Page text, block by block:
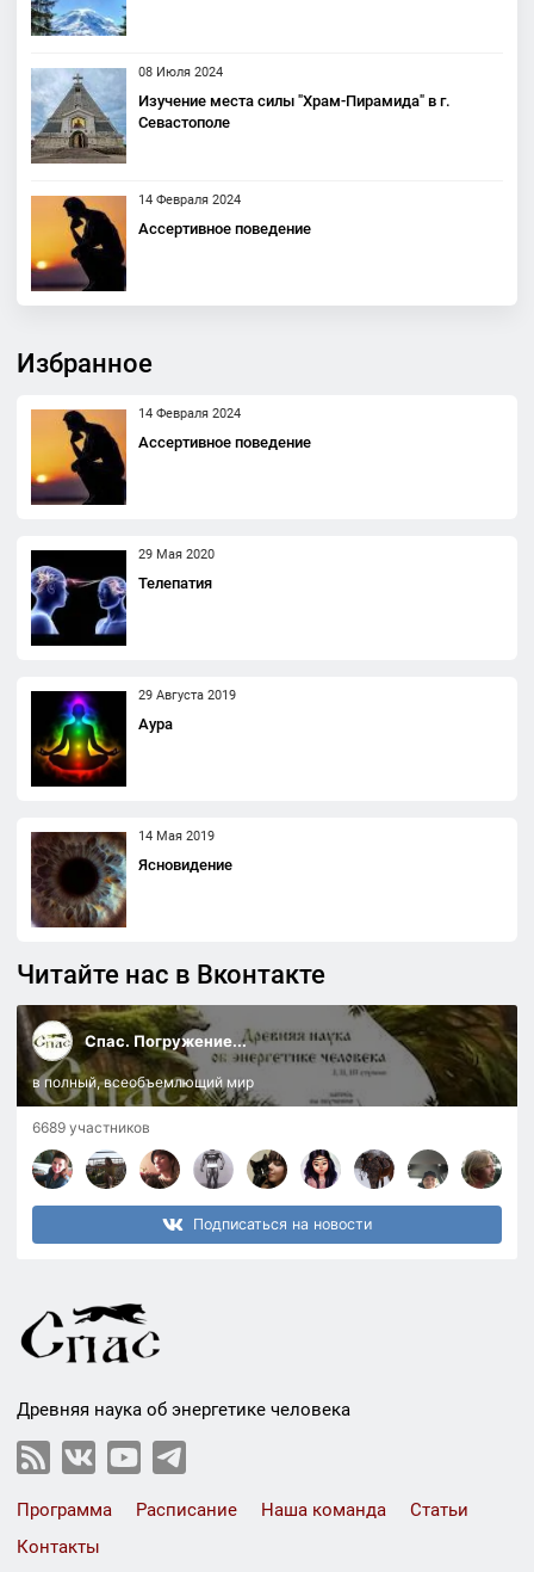
08 Июля 2024
Изучение места силы "Храм-Пирамида" в г.
Севастополе
14 Февраля 2024
Ассертивное поведение
Избранное
14 Февраля 2024
Ассертивное поведение
29 Мая 2020
Телепатия
29 Августа 2019
Аура
14 Мая 2019
Ясновидение
Читайте нас в Вконтакте
Спас. Погружение...
в полный, всеобъемлющий мир
6689 участников
Подписаться на новости
Древняя наука об энергетике человека
Программа Расписание Наша команда
Статьи
Контакты